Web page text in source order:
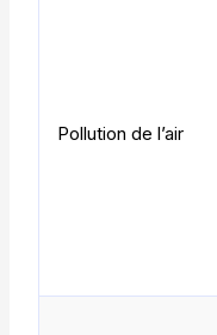
Pollution de l’air